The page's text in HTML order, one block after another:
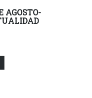
AGOSTO-